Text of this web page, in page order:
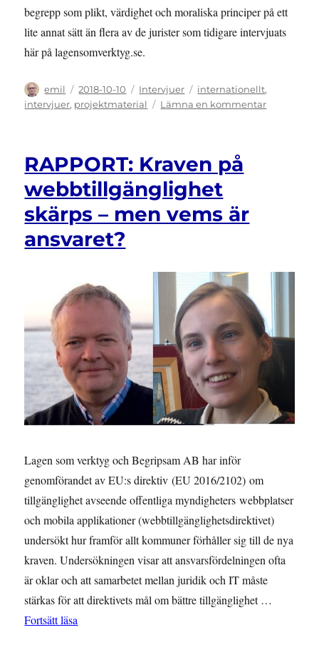
begrepp som plikt, värdighet och moraliska principer på ett
lite annat sätt än flera av de jurister som tidigare intervjuats
här på lagensomverktyg.se.
Författare
emil
Publicerat
den
2018-10-10 Kategorier
Intervjuer Etiketter
internationellt,
intervjuer, projektmaterial Lämna en kommentartill
RAPPORT: Kraven på
webbtillgänglighet
skärps – men vems är
ansvaret?
Lagen som verktyg och Begripsam AB har inför
genomförandet av EU:s direktiv (EU 2016/2102) om
tillgänglighet avseende offentliga myndigheters webbplatser
och mobila applikationer (webbtillgänglighetsdirektivet)
undersökt hur framför allt kommuner förhåller sig till de nya
kraven. Undersökningen visar att ansvarsfördelningen ofta
är oklar och att samarbetet mellan juridik och IT måste
stärkas för att direktivets mål om bättre tillgänglighet …
Fortsätt läsa